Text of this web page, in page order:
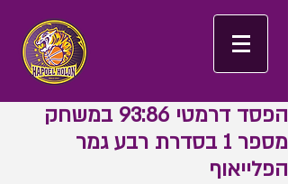
הפסד דרמטי 93:86 במשחק
מספר 1 בסדרת רבע גמר
הפלייאוף